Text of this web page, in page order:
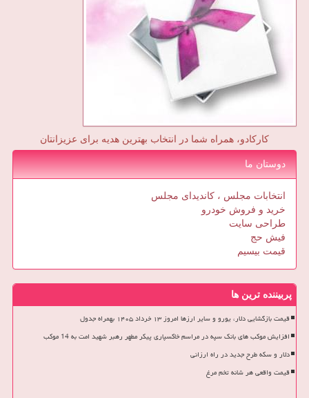
کارکادو، همراه شما در انتخاب بهترین هدیه برای عزیزانتان
دوستان ما
انتخابات مجلس ، کاندیدای مجلس
خرید و فروش خودرو
طراحی سایت
فیش حج
قیمت بیسیم
پربیننده ترین ها
قیمت بازگشایی دلار، یورو و سایر ارزها امروز ۱۳ خرداد ۱۴۰۵ بهمراه جدول
افزایش موکب های بانک سپه در مراسم خاکسپاری پیکر مطهر رهبر شهید امت به 14 موکب
دلار و سکه طرح جدید در راه ارزانی
قیمت واقعی هر شانه تخم مرغ